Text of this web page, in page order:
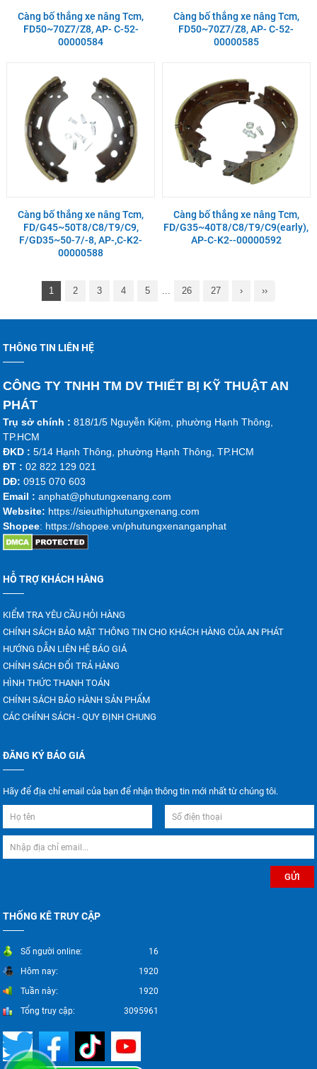
Càng bố thắng xe nâng Tcm,
FD50~70Z7/Z8, AP- C-52-
00000584
Càng bố thắng xe nâng Tcm,
FD50~70Z7/Z8, AP- C-52-
00000585
Càng bố thắng xe nâng Tcm,
FD/G45~50T8/C8/T9/C9,
F/GD35~50-7/-8, AP-,C-K2-
00000588
Càng bố thắng xe nâng Tcm,
FD/G35~40T8/C8/T9/C9(early),
AP-C-K2--00000592
1 2 3 4 5 26 27 › ››
THÔNG TIN LIÊN HỆ
CÔNG TY TNHH TM DV THIẾT BỊ KỸ THUẬT AN
PHÁT
Trụ sở chính : 818/1/5 Nguyễn Kiệm, phường Hạnh Thông,
TP.HCM
ĐKD :5/14 Hạnh Thông, phường Hạnh Thông, TP.HCM
ĐT : 02 822 129 021
DĐ:0915 070 603
Email :anphat@phutungxenang.com
Website: https://sieuthiphutungxenang.com
Shopee: https://shopee.vn/phutungxenanganphat
HỖ TRỢ KHÁCH HÀNG
KIỂM TRA YÊU CẦU HỎI HÀNG
CHÍNH SÁCH BẢO MẬT THÔNG TIN CHO KHÁCH HÀNG CỦA AN PHÁT
HƯỚNG DẪN LIÊN HỆ BÁO GIÁ
CHÍNH SÁCH ĐỔI TRẢ HÀNG
HÌNH THỨC THANH TOÁN
CHÍNH SÁCH BẢO HÀNH SẢN PHẨM
CÁC CHÍNH SÁCH - QUY ĐỊNH CHUNG
ĐĂNG KÝ BÁO GIÁ
Hãy để địa chỉ email của bạn để nhận thông tin mới nhất từ chúng tôi.
THỐNG KÊ TRUY CẬP
Số người online:
16
Hôm nay:
1920
Tuần này:
1920
Tổng truy cập:
3095961